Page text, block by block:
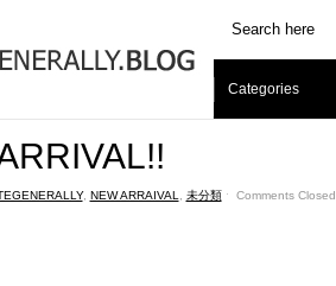
Categories
, NEW ARRAIVAL 未分類ˑ Comments Closed